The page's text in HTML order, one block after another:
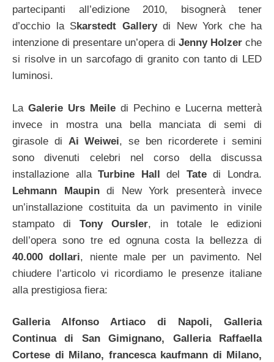
partecipanti all’edizione 2010, bisognerà tener
d’occhio la Skarstedt Gallery di New York che ha
intenzione di presentare un’opera di Jenny Holzerche
si risolve in un sarcofago di granito con tanto di LED
luminosi.
La Galerie Urs Meile di Pechino e Lucerna metterà
invece in mostra una bella manciata di semi di
girasole di Ai Weiwei, se ben ricorderete i semini
sono divenuti celebri nel corso della discussa
installazione allaTurbine Hall del Tatedi Londra.
Lehmann Maupindi New York presenterà invece
un’installazione costituita da un pavimento in vinile
stampato diTony Oursler, in totale le edizioni
dell’opera sono tre ed ognuna costa la bellezza di
40.000 dollari, niente male per un pavimento. Nel
chiudere l’articolo vi ricordiamo le presenze italiane
alla prestigiosa fiera:
Galleria Alfonso Artiaco di Napoli, Galleria
Continua di San Gimignano, Galleria Raffaella
Cortese di Milano, francesca kaufmann di Milano,